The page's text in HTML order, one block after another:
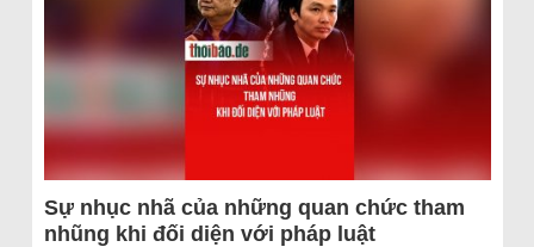
Sự nhục nhã của những quan chức tham
nhũng khi đối diện với pháp luật